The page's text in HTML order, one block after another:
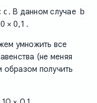
c . В данном случае b
× 0,1 .
умножить все
(не меняя
образом получить